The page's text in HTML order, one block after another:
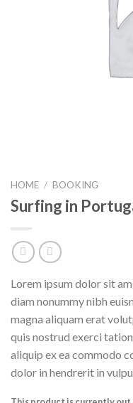
HOME / BOOKING
Surfing in
Lorem ipsum dolor sit
diam nonummy nibh
magna aliquam erat
quis nostrud exerci
aliquip ex ea commodo
dolor in hendrerit in